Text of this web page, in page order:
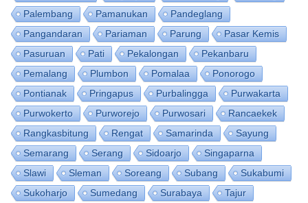
Palembang
Pamanukan
Pandeglang
Pangandaran
Pariaman Parung
Pasar Kemis
Pasuruan
Pati Pekalongan
Pekanbaru
Pemalang
Plumbon Pomalaa
Ponorogo
Pontianak
Pringapus Purbalingga
Purwakarta
Purwokerto
Purworejo Purwosari
Rancaekek
Rangkasbitung
Rengat Samarinda
Sayung
Semarang
Serang Sidoarjo
Singaparna
Slawi
Sleman Soreang Subang
Sukabumi
Sukoharjo
Sumedang Surabaya
Tajur